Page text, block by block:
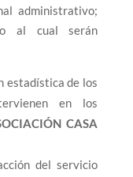
administrativo;
al cual serán
estadística de los
en los
CASA
del servicio